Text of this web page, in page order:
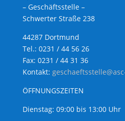
– Geschäftsstelle –
Schwerter Straße 238
44287 Dortmund
Tel.: 0231 / 44 56 26
Fax: 0231 / 44 31 36
Kontakt:
ÖFFNUNGSZEITEN
Dienstag: 09:00 bis 13:00 Uhr